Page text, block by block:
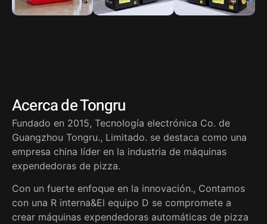
Acerca de Tongru
Fundado en 2015, Tecnología electrónica Co. de
Guangzhou Tongru., Limitado. se destaca como una
empresa china líder en la industria de máquinas
expendedoras de pizza.
Con un fuerte enfoque en la innovación., Contamos
con una R interna&El equipo D se compromete a
crear máquinas expendedoras automáticas de pizza